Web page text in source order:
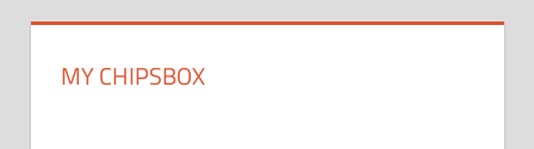
MY CHIPSBOX